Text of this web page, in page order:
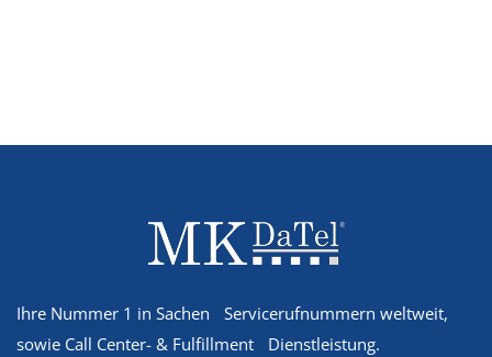
Ihre Nummer 1 in Sachen Servicerufnummern weltweit,
sowie Call Center- & Fulfillment Dienstleistung.